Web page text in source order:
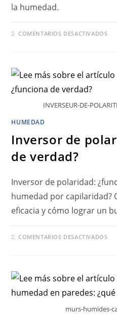
la humedad.
COMENTARIOS DESACTIVADOS
INVERSEUR-DE-
HUMEDAD
Inversor de
de verdad?
Inversor de polaridad:
humedad por capilaridad?
eficacia y cómo lograr un
COMENTARIOS DESACTIVADOS
murs-humides-